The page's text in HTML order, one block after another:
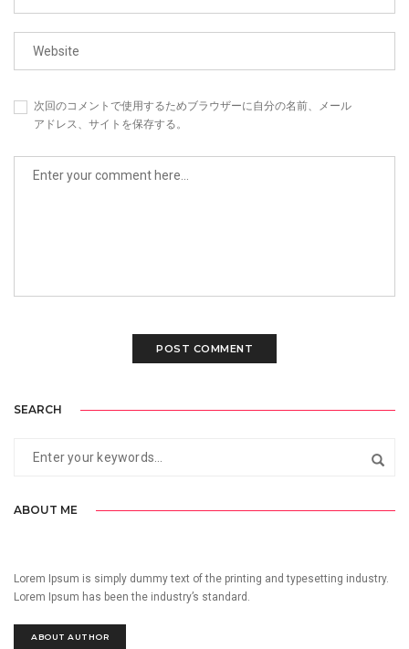
次回のコメントで使用するためブラウザーに自分の名前、メール
アドレス、サイトを保存する。
SEARCH
ABOUT ME
Lorem Ipsum is simply dummy text of the printing and typesetting industry.
Lorem Ipsum has been the industry’s standard.
ABOUT AUTHOR